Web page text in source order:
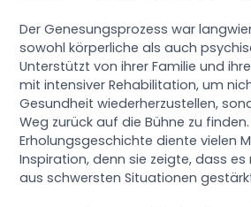
Der Genesungsprozess war
sowohl körperliche als auch
Unterstützt von ihrer Familie und
mit intensiver Rehabilitation, um
Gesundheit wiederherzustellen,
Weg zurück auf die Bühne zu finden.
Erholungsgeschichte diente vielen
Inspiration, denn sie zeigte, dass
aus schwersten Situationen